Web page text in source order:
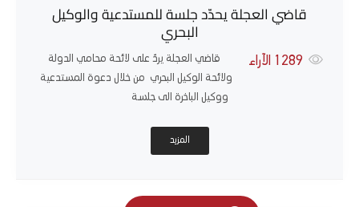
قاضي العجلة يحدّد جلسة للمستدعية والوكيل
البحري
الآراء
قاضي العجلة يردّ على لائحة محامي الدولة
ولائحة الوكيل البحري من خلال دعوة المستدعية
ووكيل الباخرة الى جلسة
المزيد